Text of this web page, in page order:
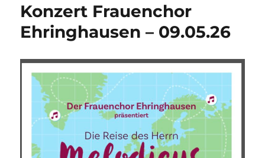
Konzert Frauenchor
Ehringhausen – 09.05.26